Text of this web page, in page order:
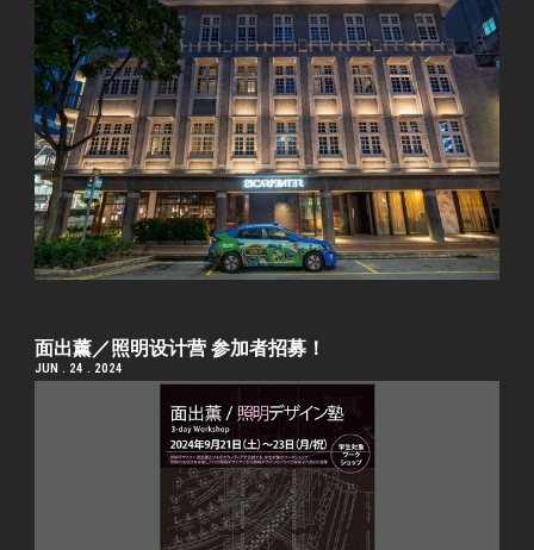
面出薰／照明设计营 参加者招募！
JUN . 24 . 2024